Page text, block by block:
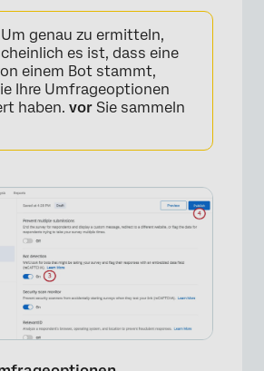
Um genau zu ermitteln,
es ist, dass eine
einem Bot stammt,
Ihre Umfrageoptionen
haben. vor Sie sammeln